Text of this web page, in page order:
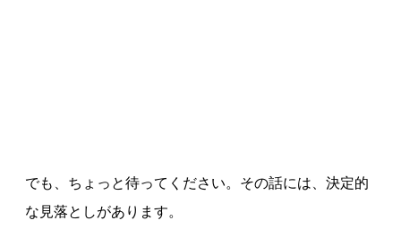
でも、ちょっと待ってください。その話には、決定的
な見落としがあります。